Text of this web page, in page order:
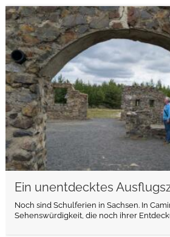
Ein unentdecktes
Noch sind Schulferien in Sachsen. In
Sehenswürdigkeit, die noch ihrer
weiterlesen